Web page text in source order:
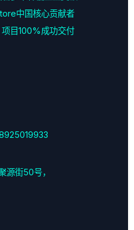
中国核心贡献者
目100%成功交付
源街50号，